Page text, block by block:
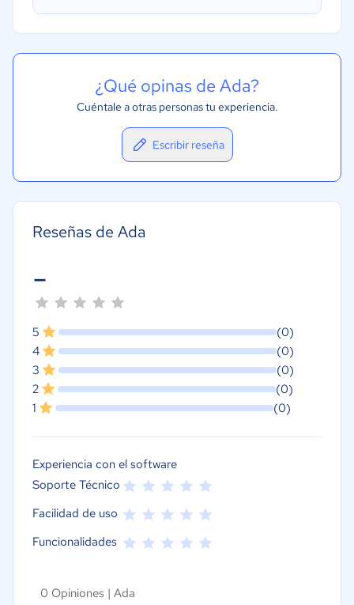
¿Qué opinas de Ada?
Cuéntale a otras personas tu experiencia.
Escribir reseña
Reseñas de Ada
-
5
(0)
4
(0)
3
(0)
2
(0)
1
(0)
Experiencia con el software
Soporte Técnico
Facilidad de uso
Funcionalidades
0 Opiniones | Ada